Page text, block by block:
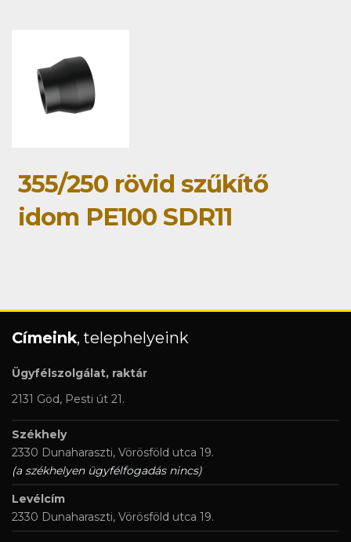
355/250 rövid szűkítő
idom PE100 SDR11
Címeink, telephelyeink
Ügyfélszolgálat, raktár
2131 Göd, Pesti út 21.
Székhely
2330 Dunaharaszti, Vörösföld utca 19.
(a székhelyen ügyfélfogadás nincs)
Levélcím
2330 Dunaharaszti, Vörösföld utca 19.